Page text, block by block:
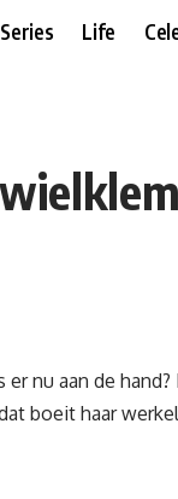
Life
nu aan de
boeit haar